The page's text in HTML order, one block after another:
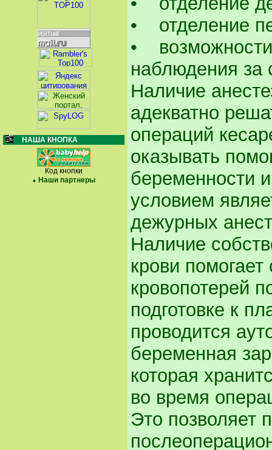
НАША КНОПКА
Код кнопки
Наши партнеры
• отделение
• возможности
наблюдения за
Наличие
адекватно
операций
оказывать
беременности
условием
дежурных
Наличие
крови
кровопотерей
подготовке к
проводится
беременная
которая
во время
Это позволяет